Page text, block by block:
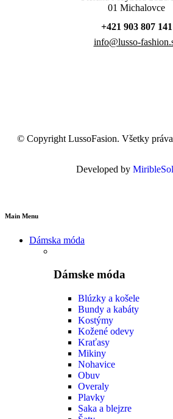
01 Michalovce
+421 903 807 141
info@lusso-
© Copyright LussoFasion. Všetky
Developed by
Main Menu
Dámska móda
Dámske móda
Blúzky a košele
Bundy a kabáty
Kostýmy
Kožené odevy
Kraťasy
Mikiny
Nohavice
Obuv
Overaly
Plavky
Saka a blejzre